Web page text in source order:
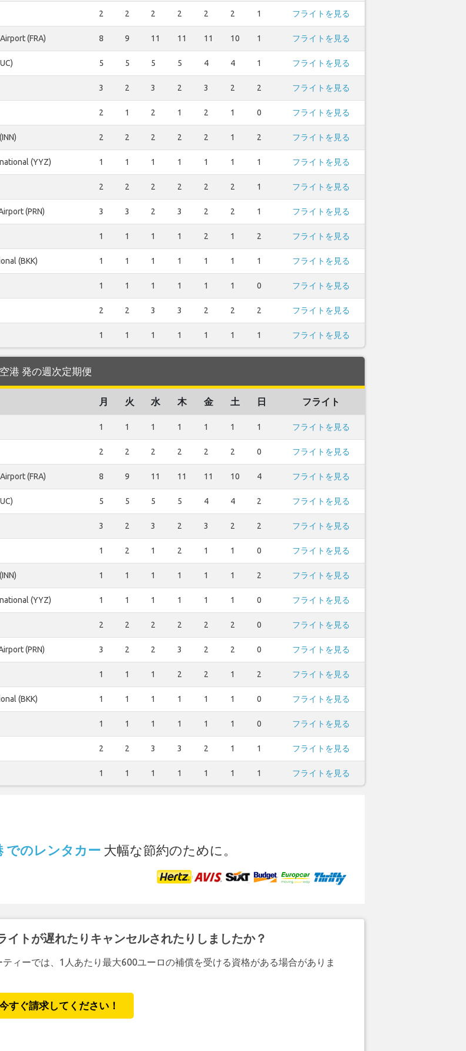
2 2 2 2 2 2 1 フライトを見る
(FRA) 8 9 11 11 11 10 1 フライトを見る
5 5 5 5 4 4 1 フライトを見る
3 2 3 2 3 2 2 フライトを見る
2 1 2 1 2 1 0 フライトを見る
2 2 2 2 2 1 2 フライトを見る
(YYZ) 1 1 1 1 1 1 1 フライトを見る
2 2 2 2 2 2 1 フライトを見る
(PRN) 3 3 2 3 2 2 1 フライトを見る
1 1 1 1 2 1 2 フライトを見る
(BKK) 1 1 1 1 1 1 1 フライトを見る
1 1 1 1 1 1 0 フライトを見る
2 2 3 3 2 2 2 フライトを見る
1 1 1 1 1 1 1 フライトを見る
港 発の週次定期便
月 火 水 木 金 土 日 フライト
1 1 1 1 1 1 1 フライトを見る
2 2 2 2 2 2 0 フライトを見る
(FRA) 8 9 11 11 11 10 4 フライトを見る
5 5 5 5 4 4 2 フライトを見る
3 2 3 2 3 2 2 フライトを見る
1 2 1 2 1 1 0 フライトを見る
1 1 1 1 1 1 2 フライトを見る
(YYZ) 1 1 1 1 1 1 0 フライトを見る
2 2 2 2 2 2 0 フライトを見る
(PRN) 3 2 2 3 2 2 0 フライトを見る
1 1 1 2 2 1 2 フライトを見る
(BKK) 1 1 1 1 1 1 0 フライトを見る
1 1 1 1 1 1 0 フライトを見る
2 2 3 3 2 1 1 フライトを見る
1 1 1 1 1 1 1 フライトを見る
のレンタカー 大幅な節約のために。
イトが遅れたりキャンセルされたりしましたか？
ティーでは、1人あたり最大600ユーロの補償を受ける資格がある場合がありま
すぐ請求してください！